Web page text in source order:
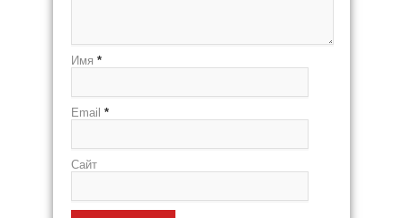
Имя *
Email *
Сайт